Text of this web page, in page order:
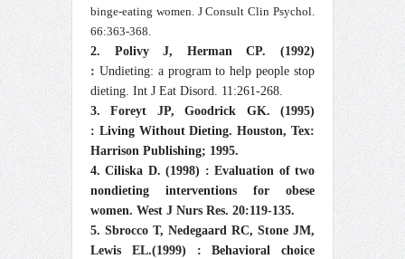
binge-eating women. J Consult Clin Psychol.
66:363-368.
2. Polivy J, Herman CP. (1992)
: Undieting: a program to help people stop
dieting. Int J Eat Disord. 11:261-268.
3. Foreyt JP, Goodrick GK. (1995)
: Living Without Dieting. Houston, Tex:
Harrison Publishing; 1995.
4. Ciliska D. (1998) : Evaluation of two
nondieting interventions for obese
women. West J Nurs Res. 20:119-135.
5. Sbrocco T, Nedegaard RC, Stone JM,
Lewis EL.(1999) : Behavioral choice